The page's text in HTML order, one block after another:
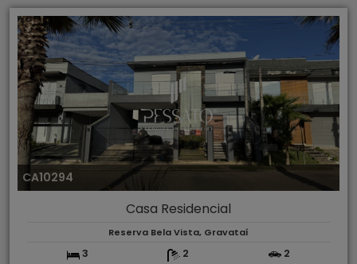
CA10294
Casa Residencial
Reserva Bela Vista, Gravataí
3 2 2